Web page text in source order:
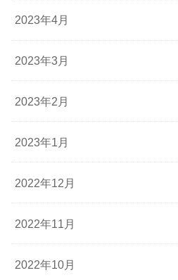
2023年4月
2023年3月
2023年2月
2023年1月
2022年12月
2022年11月
2022年10月